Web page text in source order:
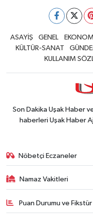
ASAYİŞ GENEL
KÜLTÜR-SANAT
KULLANIM
Son Dakika Uşak Haber
haberleri Uşak Haber
Nöbetçi Eczaneler
Namaz Vakitleri
Puan Durumu ve Fikstür